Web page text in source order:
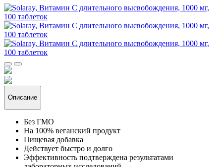
Описание
Без ГМО
На 100% веганский продукт
Пищевая добавка
Действует быстро и долго
Эффективность подтверждена результатами